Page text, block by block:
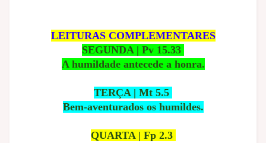
LEITURAS COMPLEMENTARES
SEGUNDA | Pv 15.33
A humildade antecede a honra.
TERÇA | Mt 5.5
Bem-aventurados os humildes.
QUARTA | Fp 2.3